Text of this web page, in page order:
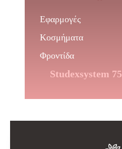
Εφαρμογές
Κοσμήματα
Φροντίδα
Studexsystem 75